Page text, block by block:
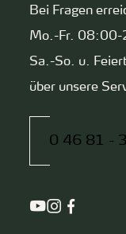
Bei Fragen
Mo.-Fr. 08:00-
Sa.-So. u.
über unsere
0 46 81 -